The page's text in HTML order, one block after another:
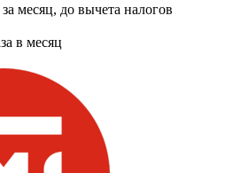
за месяц, до вычета налогов
в месяц